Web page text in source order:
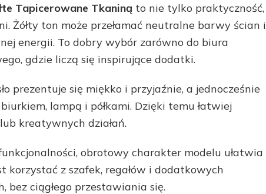
Tapicerowane Tkaniną to nie tylko praktyczność,
Żółty ton może przełamać neutralne barwy ścian i
energii. To dobry wybór zarówno do biura
gdzie liczą się inspirujące dodatki.
prezentuje się miękko i przyjaźnie, a jednocześnie
lampą i półkami. Dzięki temu łatwiej
kreatywnych działań.
obrotowy charakter modelu ułatwia
korzystać z szafek, regałów i dodatkowych
bez ciągłego przestawiania się.